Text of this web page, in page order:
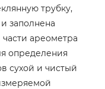
трубку,
заполнена
ареометра
определения
сухой и чистый